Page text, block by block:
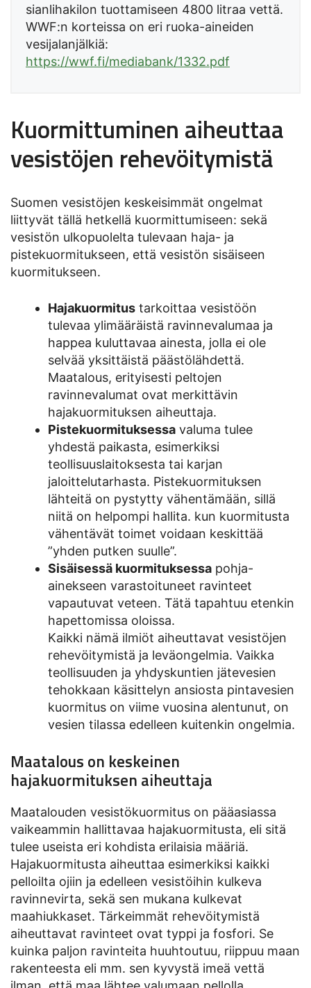
sianlihakilon tuottamiseen 4800 litraa vettä.
WWF:n korteissa on eri ruoka-aineiden
vesijalanjälkiä:
https://wwf.fi/mediabank/1332.pdf
Kuormittuminen aiheuttaa
vesistöjen rehevöitymistä
Suomen vesistöjen keskeisimmät ongelmat
liittyvät tällä hetkellä kuormittumiseen: sekä
vesistön ulkopuolelta tulevaan haja- ja
pistekuormitukseen, että vesistön sisäiseen
kuormitukseen.
Hajakuormitus tarkoittaa vesistöön
tulevaa ylimääräistä ravinnevalumaa ja
happea kuluttavaa ainesta, jolla ei ole
selvää yksittäistä päästölähdettä.
Maatalous, erityisesti peltojen
ravinnevalumat ovat merkittävin
hajakuormituksen aiheuttaja.
Pistekuormituksessa valuma tulee
yhdestä paikasta, esimerkiksi
teollisuuslaitoksesta tai karjan
jaloittelutarhasta. Pistekuormituksen
lähteitä on pystytty vähentämään, sillä
niitä on helpompi hallita. kun kuormitusta
vähentävät toimet voidaan keskittää
”yhden putken suulle”.
Sisäisessä kuormituksessa pohja-
ainekseen varastoituneet ravinteet
vapautuvat veteen. Tätä tapahtuu etenkin
hapettomissa oloissa.
Kaikki nämä ilmiöt aiheuttavat vesistöjen
rehevöitymistä ja leväongelmia. Vaikka
teollisuuden ja yhdyskuntien jätevesien
tehokkaan käsittelyn ansiosta pintavesien
kuormitus on viime vuosina alentunut, on
vesien tilassa edelleen kuitenkin ongelmia.
Maatalous on keskeinen
hajakuormituksen aiheuttaja
Maatalouden vesistökuormitus on pääasiassa
vaikeammin hallittavaa hajakuormitusta, eli sitä
tulee useista eri kohdista erilaisia määriä.
Hajakuormitusta aiheuttaa esimerkiksi kaikki
pelloilta ojiin ja edelleen vesistöihin kulkeva
ravinnevirta, sekä sen mukana kulkevat
maahiukkaset. Tärkeimmät rehevöitymistä
aiheuttavat ravinteet ovat typpi ja fosfori. Se
kuinka paljon ravinteita huuhtoutuu, riippuu maan
rakenteesta eli mm. sen kyvystä imeä vettä